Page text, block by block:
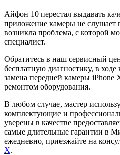
Айфон 10 перестал выдавать
приложение камеры не слушает
возникла проблема, с которой
специалист.
Обратитесь в наш сервисный
бесплатную диагностику, в
замена передней камеры
ремонтом оборудования.
В любом случае, мастер
комплектующие и
уверены в качестве
самые длительные гарантии в
ежедневно, приезжайте на
X.